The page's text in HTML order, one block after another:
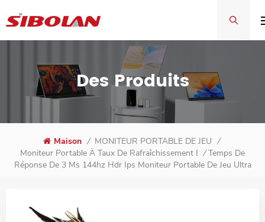
Des Produits
Maison / MONITEUR PORTABLE DE JEU /
Moniteur Portable À Taux De Rafraîchissement Élevé De 144 Hz
/ Temps De
Réponse De 3 Ms 144hz Hdr Ips Moniteur Portable De Jeu Ultra